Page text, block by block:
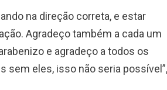
na direção correta, e estar
Agradeço também a cada um
e agradeço a todos os
sem eles, isso não seria possível”,